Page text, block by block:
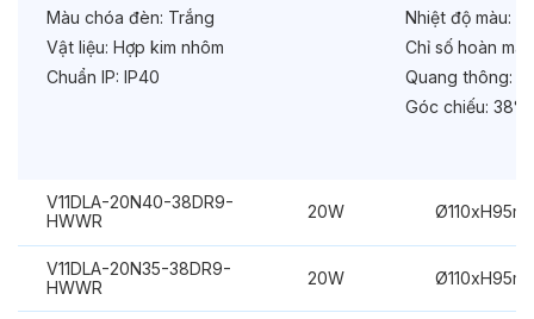
Màu chóa đèn: Trắng
Vật liệu: Hợp kim nhôm
Chuẩn IP: IP40
Nhiệt độ màu:
Chỉ số hoàn
Quang thông:
Góc chiếu: 38°
V11DLA-20N40-38DR9-
HWWR
20W
V11DLA-20N35-38DR9-
HWWR
20W